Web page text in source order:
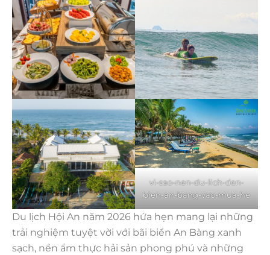
vi-sao-nen-du-lich-den-
bien-an-bang-vao-mua-he
Du lịch Hội An năm 2026 hứa hẹn mang lại những
trải nghiệm tuyệt vời với bãi biển An Bàng xanh
sạch, nền ẩm thực hải sản phong phú và những